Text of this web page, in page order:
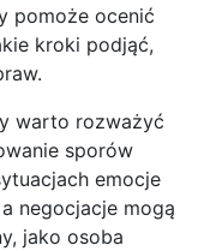
pomoże ocenić
kroki podjąć,
warto rozważyć
sporów
emocje
negocjacje mogą
jako osoba